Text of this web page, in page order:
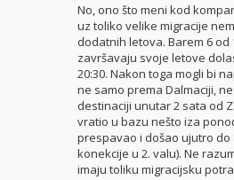
No, ono što meni kod
uz toliko velike migracije
dodatnih letova. Barem 6 od
završavaju svoje letove
20:30. Nakon toga mogli bi
ne samo prema Dalmaciji,
destinaciji unutar 2 sata od
vratio u bazu nešto iza
prespavao i došao ujutro do
konekcije u 2. valu). Ne
imaju toliku migracijsku